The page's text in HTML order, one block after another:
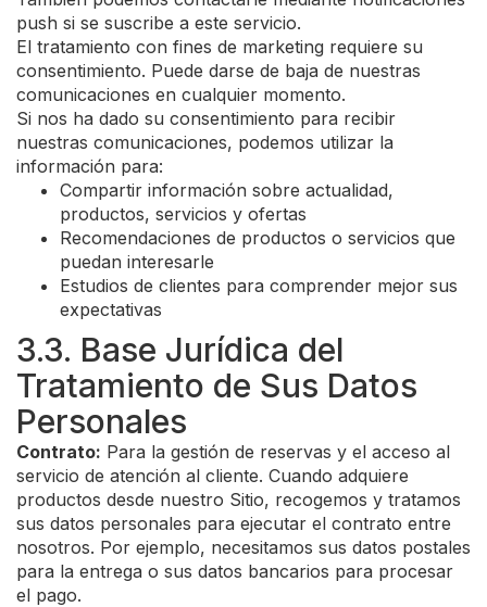
push si se suscribe a este servicio.
El tratamiento con fines de marketing requiere su
consentimiento. Puede darse de baja de nuestras
comunicaciones en cualquier momento.
Si nos ha dado su consentimiento para recibir
nuestras comunicaciones, podemos utilizar la
información para:
Compartir información sobre actualidad,
productos, servicios y ofertas
Recomendaciones de productos o servicios que
puedan interesarle
Estudios de clientes para comprender mejor sus
expectativas
3.3. Base Jurídica del
Tratamiento de Sus Datos
Personales
Contrato: Para la gestión de reservas y el acceso al
servicio de atención al cliente. Cuando adquiere
productos desde nuestro Sitio, recogemos y tratamos
sus datos personales para ejecutar el contrato entre
nosotros. Por ejemplo, necesitamos sus datos postales
para la entrega o sus datos bancarios para procesar
el pago.